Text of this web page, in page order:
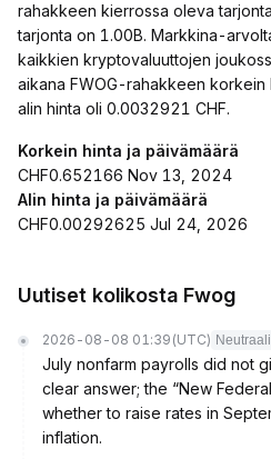
rahakkeen kierrossa oleva
tarjonta on 1.00B. Markkina-
kaikkien kryptovaluuttojen
aikana FWOG-rahakkeen
alin hinta oli 0.0032921 CHF.
Korkein hinta ja päivämäärä
CHF0.652166 Nov 13, 2024
Alin hinta ja päivämäärä
CHF0.00292625 Jul 24, 2026
Uutiset kolikosta Fwog
2026-08-08 01:39 (UTC) Neutraali
July nonfarm payrolls did not
clear answer; the “New
whether to raise rates in
inflation.